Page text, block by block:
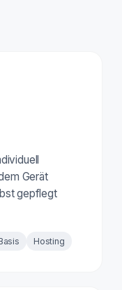
Gerät
gepflegt
Hosting